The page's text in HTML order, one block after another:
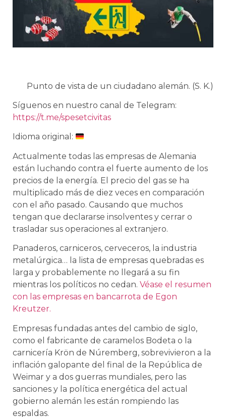
Punto de vista de un ciudadano alemán. (S. K.)
Síguenos en nuestro canal de Telegram:
https://t.me/spesetcivitas
Idioma original:
Actualmente todas las empresas de Alemania
están luchando contra el fuerte aumento de los
precios de la energía. El precio del gas se ha
multiplicado más de diez veces en comparación
con el año pasado. Causando que muchos
tengan que declararse insolventes y cerrar o
trasladar sus operaciones al extranjero.
Panaderos, carniceros, cerveceros, la industria
metalúrgica… la lista de empresas quebradas es
larga y probablemente no llegará a su fin
mientras los políticos no cedan. Véase el resumen
con las empresas en bancarrota de Egon
Kreutzer.
Empresas fundadas antes del cambio de siglo,
como el fabricante de caramelos Bodeta o la
carnicería Krön de Núremberg, sobrevivieron a la
inflación galopante del final de la República de
Weimar y a dos guerras mundiales, pero las
sanciones y la política energética del actual
gobierno alemán les están rompiendo las
espaldas.